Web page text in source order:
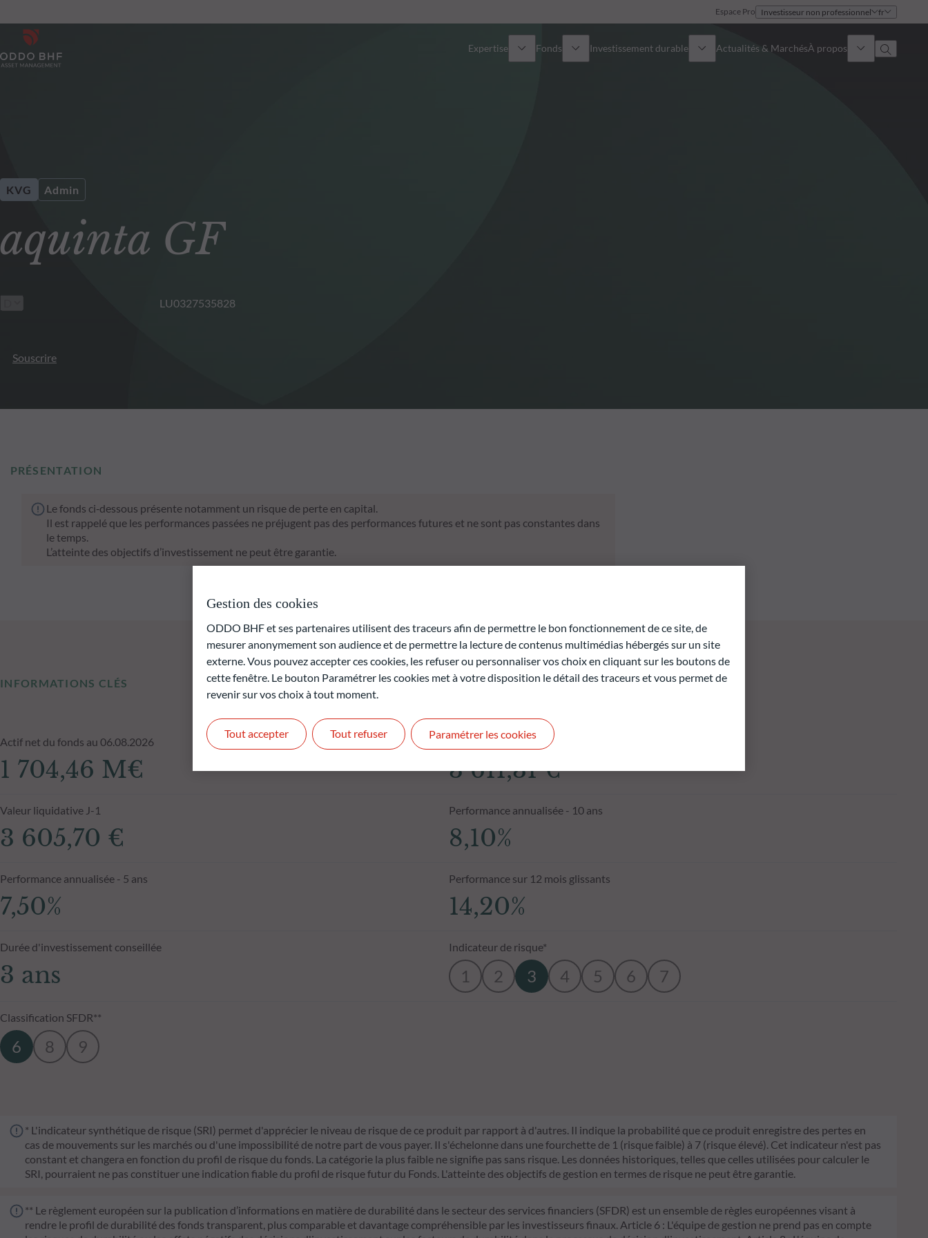
Espace Pro Investisseur non professionnel fr
Expertise Fonds Investissement durable Actualités & MarchésÀ propos
aquinta GF
KVG Admin
LU0327535828
Souscrire
PRÉSENTATION
Le fonds ci‑dessous présente notamment un risque de perte en capital.
Il est rappelé que les performances passées ne préjugent pas des performances futures et ne sont pas constantes dans
le temps.
L’atteinte des objectifs d’investissement ne peut être garantie.
INFORMATIONS CLÉS
Actif net du fonds au 06.08.2026
1 704,46 M€
Valeur liquidative au 06.08.2026
3 611,31 €
Valeur liquidative J-1
3 605,70 €
Performance annualisée - 10 ans
8,10%
Performance annualisée - 5 ans
7,50%
Performance sur 12 mois glissants
14,20%
Durée d'investissement conseillée
3 ans
Indicateur de risque*
1 2 3 4 5 6 7
Classification SFDR**
6 8 9
* L'indicateur synthétique de risque (SRI) permet d'apprécier le niveau de risque de ce produit par rapport à d'autres. Il indique la probabilité que ce produit enregistre des pertes en
cas de mouvements sur les marchés ou d'une impossibilité de notre part de vous payer. Il s'échelonne dans une fourchette de 1 (risque faible) à 7 (risque élevé). Cet indicateur n'est pas
constant et changera en fonction du profil de risque du fonds. La catégorie la plus faible ne signifie pas sans risque. Les données historiques, telles que celles utilisées pour calculer le
SRI, pourraient ne pas constituer une indication fiable du profil de risque futur du Fonds. L'atteinte des objectifs de gestion en termes de risque ne peut être garantie.
** Le règlement européen sur la publication d’informations en matière de durabilité dans le secteur des services financiers (SFDR) est un ensemble de règles européennes visant à
rendre le profil de durabilité des fonds transparent, plus comparable et davantage compréhensible par les investisseurs finaux. Article 6 : L'équipe de gestion ne prend pas en compte
Gestion des cookies
ODDO BHF et ses partenaires utilisent des traceurs afin de permettre le bon fonctionnement de ce site, de
mesurer anonymement son audience et de permettre la lecture de contenus multimédias hébergés sur un site
externe. Vous pouvez accepter ces cookies, les refuser ou personnaliser vos choix en cliquant sur les boutons de
cette fenêtre. Le bouton Paramétrer les cookies met à votre disposition le détail des traceurs et vous permet de
revenir sur vos choix à tout moment.
Tout refuser
Tout accepter Paramétrer les cookies